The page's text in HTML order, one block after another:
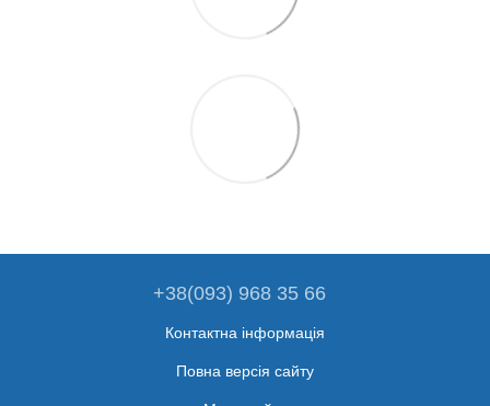
+38(093) 968 35 66
Контактна інформація
Повна версія сайту